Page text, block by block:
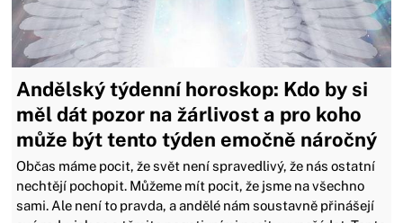
Andělský týdenní horoskop: Kdo by si
měl dát pozor na žárlivost a pro koho
může být tento týden emočně náročný
Občas máme pocit, že svět není spravedlivý, že nás ostatní
nechtějí pochopit. Můžeme mít pocit, že jsme na všechno
sami. Ale není to pravda, a andělé nám soustavně přinášejí